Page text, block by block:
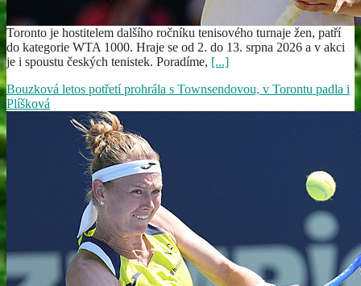
Toronto je hostitelem dalšího ročníku tenisového turnaje žen, patří
do kategorie WTA 1000. Hraje se od 2. do 13. srpna 2026 a v akci
je i spoustu českých tenistek. Poradíme, [...]
Bouzková letos potřetí prohrála s Townsendovou, v Torontu padla i
Plíšková